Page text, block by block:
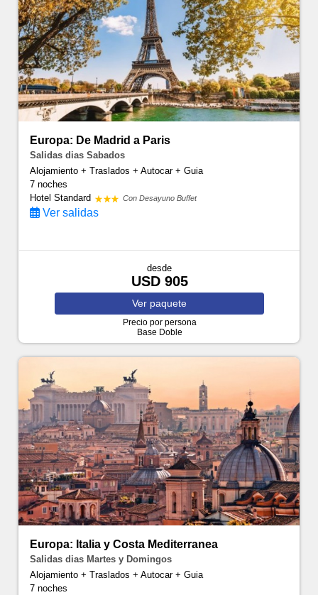
Europa: De Madrid a Paris
Salidas dias Sabados
Alojamiento + Traslados + Autocar + Guia
7 noches
Hotel Standard
Con Desayuno Buffet
Ver salidas
desde
USD 905
Ver paquete
Precio por persona
Base Doble
Europa: Italia y Costa Mediterranea
Salidas dias Martes y Domingos
Alojamiento + Traslados + Autocar + Guia
7 noches